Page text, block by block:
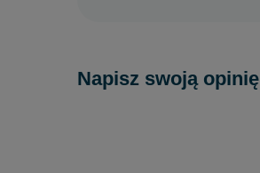
Napisz swoją opinię